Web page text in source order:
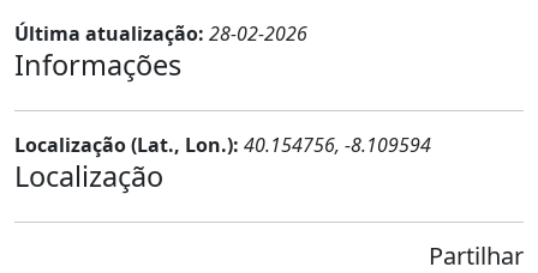
Última atualização: 28-02-2026
Informações
Localização (Lat., Lon.): 40.154756, -8.109594
Localização
Partilhar